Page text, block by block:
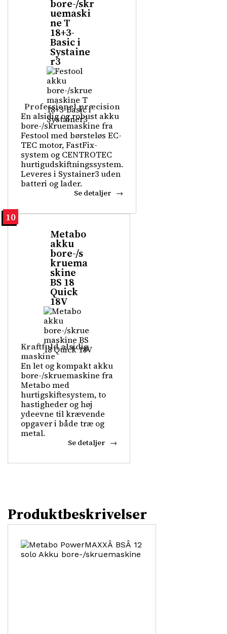
Professionel præcision
bore-/skr
uemaski
ne T
18+3-
Basic i
Systaine
r3
En alsidig og robust akku
bore-/skruemaskine fra
Festool med børsteløs EC-
TEC motor, FastFix-
system og CENTROTEC
hurtigudskiftningssystem.
Leveres i Systainer3 uden
batteri og lader.
Se detaljer
10
Kraftfuld alsidig
maskine
Metabo
akku
bore-/s
kruema
skine
BS 18
Quick
18V
En let og kompakt akku
bore-/skruemaskine fra
Metabo med
hurtigskiftesystem, to
hastigheder og høj
ydeevne til krævende
opgaver i både træ og
metal.
Se detaljer
Produktbeskrivelser